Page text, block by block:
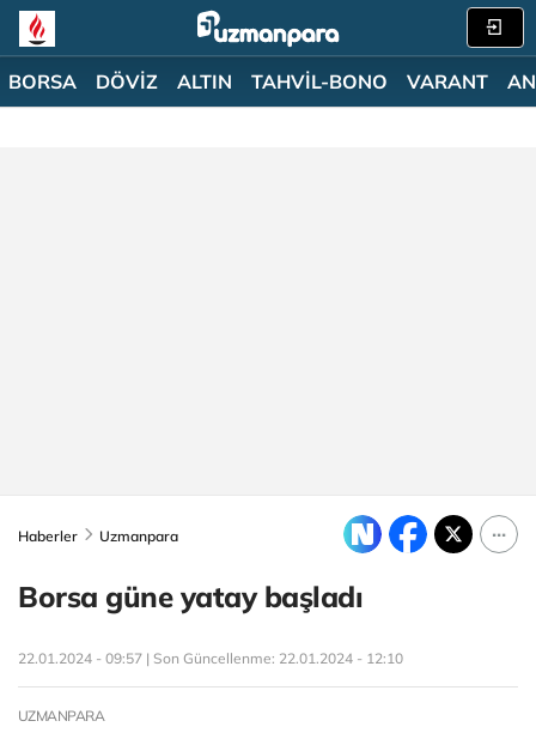
BORSA DÖVİZ ALTIN TAHVİL-BONO VARANT
Haberler Uzmanpara
Borsa güne yatay başladı
22.01.2024 - 09:57 | Son Güncellenme: 22.01.2024 - 12:10
UZMANPARA